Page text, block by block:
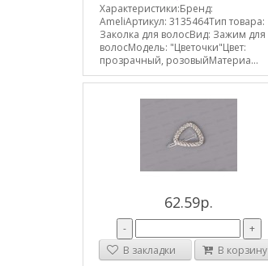
Характеристики:Бренд:
AmeliАртикул: 3135464Тип товара:
Заколка для волосВид: Зажим для
волосМодель: "Цветочки"Цвет:
прозрачный, розовыйМатериа...
62.59р.
-
+
В закладки
В корзину